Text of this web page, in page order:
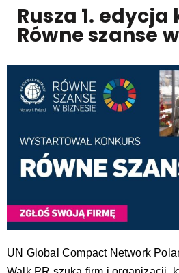
Rusza 1.
Równe szanse
UN Global Compact Network